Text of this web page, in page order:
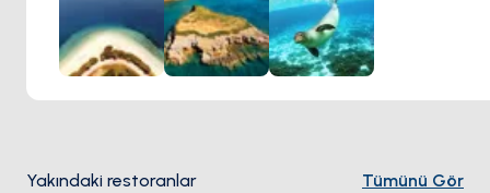
Yakındaki restoranlar Tümünü Gör